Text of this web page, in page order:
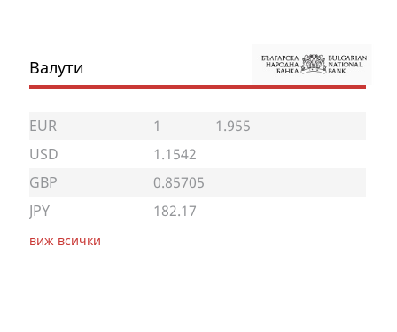
Валути
EUR 1
1.955
USD
1.1542
GBP
0.85705
JPY
182.17
виж всички